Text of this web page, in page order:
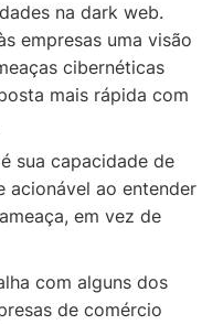
na dark web.
empresas uma visão
cibernéticas
mais rápida com
sua capacidade de
acionável ao entender
em vez de
com alguns dos
de comércio